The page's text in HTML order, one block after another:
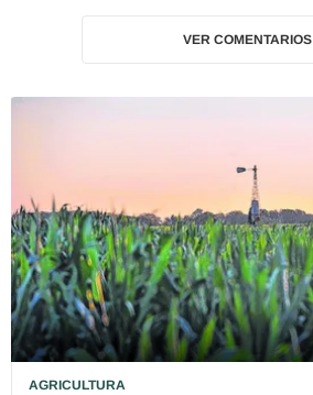
VER COMENTARIOS
AGRICULTURA